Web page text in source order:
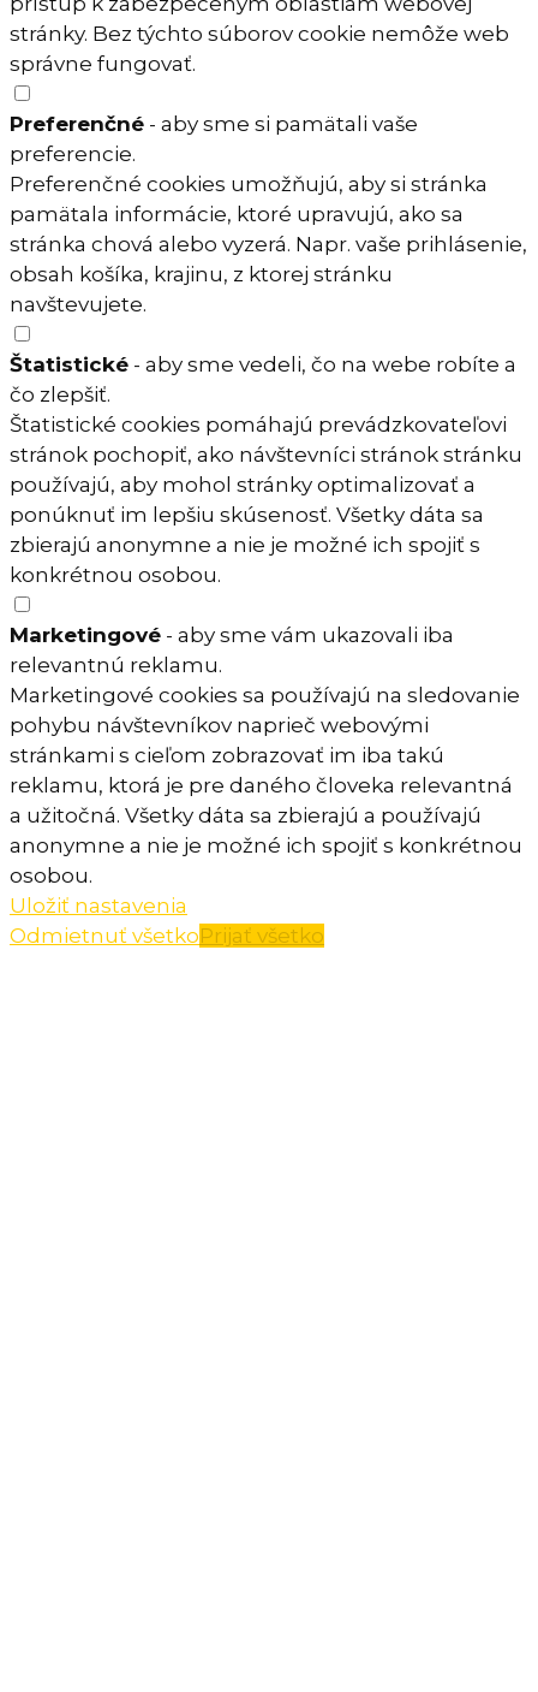
stránky. Bez týchto súborov cookie nemôže web
správne fungovať.
Preferenčné - aby sme si pamätali vaše
preferencie.
Preferenčné cookies umožňujú, aby si stránka
pamätala informácie, ktoré upravujú, ako sa
stránka chová alebo vyzerá. Napr. vaše prihlásenie,
obsah košíka, krajinu, z ktorej stránku
navštevujete.
Štatistické - aby sme vedeli, čo na webe robíte a
čo zlepšiť.
Štatistické cookies pomáhajú prevádzkovateľovi
stránok pochopiť, ako návštevníci stránok stránku
používajú, aby mohol stránky optimalizovať a
ponúknuť im lepšiu skúsenosť. Všetky dáta sa
zbierajú anonymne a nie je možné ich spojiť s
konkrétnou osobou.
Marketingové - aby sme vám ukazovali iba
relevantnú reklamu.
Marketingové cookies sa používajú na sledovanie
pohybu návštevníkov naprieč webovými
stránkami s cieľom zobrazovať im iba takú
reklamu, ktorá je pre daného človeka relevantná
a užitočná. Všetky dáta sa zbierajú a používajú
anonymne a nie je možné ich spojiť s konkrétnou
osobou.
Uložiť nastavenia
Odmietnuť všetkoPrijať všetko